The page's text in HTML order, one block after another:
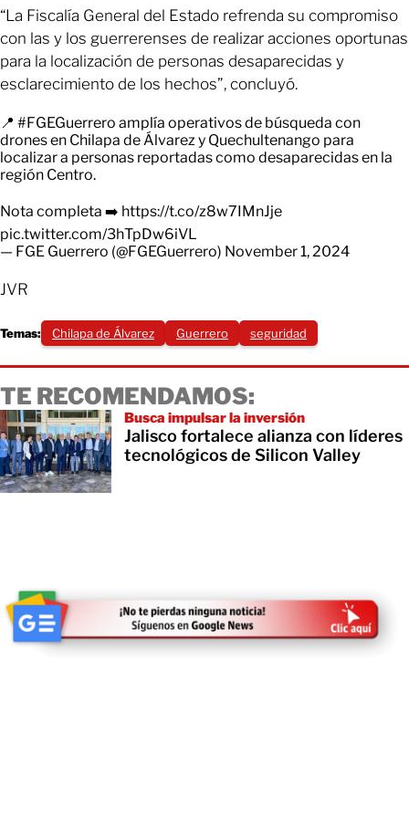
“La Fiscalía General del Estado refrenda su compromiso
con las y los guerrerenses de realizar acciones oportunas
para la localización de personas desaparecidas y
esclarecimiento de los hechos”, concluyó.
📍 #FGEGuerrero amplía operativos de búsqueda con
drones en Chilapa de Álvarez y Quechultenango para
localizar a personas reportadas como desaparecidas en la
región Centro.
Nota completa ➡️ https://t.co/z8w7IMnJje
pic.twitter.com/3hTpDw6iVL
— FGE Guerrero (@FGEGuerrero) November 1, 2024
JVR
Temas: Chilapa de Álvarez Guerrero seguridad
TE RECOMENDAMOS:
Busca impulsar la inversión
Jalisco fortalece alianza con líderes
tecnológicos de Silicon Valley